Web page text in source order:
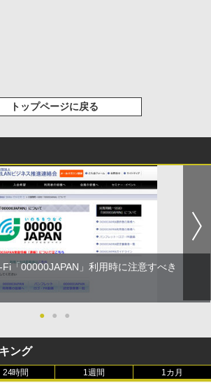
トップページに戻る
「00000JAPAN」利用時に注意すべき
● ● ●
ング
24時間 1週間 1カ月